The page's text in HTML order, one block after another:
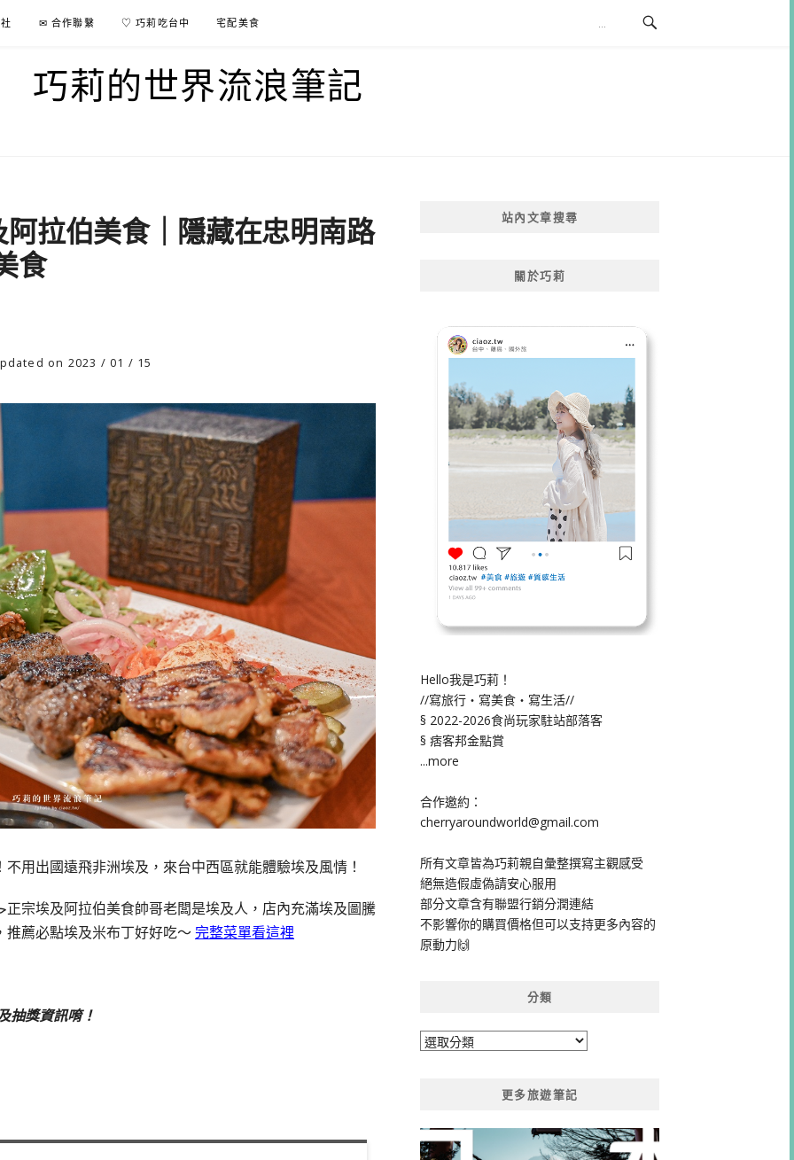
✉ 合作聯繫 ♡ 巧莉吃台中 宅配美食
巧莉的世界流浪筆記
食
on 2023 / 01 / 15
用出國遠飛非洲埃及，來台中西區就能體驗埃及風情！
薦必點埃及米布丁好好吃～完整菜單看這裡
抽獎資訊唷！
站內文章搜尋
關於巧莉
Hello我是巧莉！
//寫旅行・寫美食・寫生活//
§ 2022-2026食尚玩家駐站部落客
§ 痞客邦金點賞
...more
合作邀約：
cherryaroundworld@gmail.com
所有文章皆為巧莉親自彙整撰寫主觀感受
絕無造假虛偽請安心服用
部分文章含有聯盟行銷分潤連結
不影響你的購買價格但可以支持更多內容的
原動力🙌
分類
分
更多旅遊筆記